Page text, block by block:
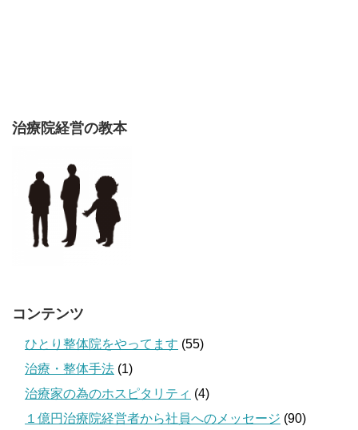
治療院経営の教本
コンテンツ
ひとり整体院をやってます (55)
治療・整体手法 (1)
治療家の為のホスピタリティ (4)
１億円治療院経営者から社員へのメッセージ (90)